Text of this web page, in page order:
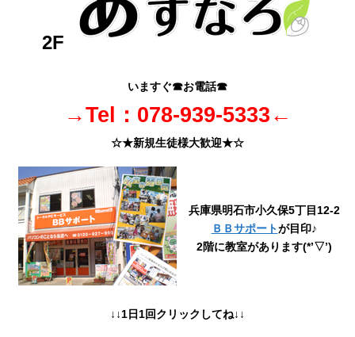
2F
いますぐ☎お電話☎
→Tel：078-939-5333←
☆★新規生徒様大歓迎★☆
兵庫県明石市小久保5丁目12-2
ＢＢサポートが目印♪
2階に教室があります(*’▽’)
↓↓1日1回クリックしてね↓↓